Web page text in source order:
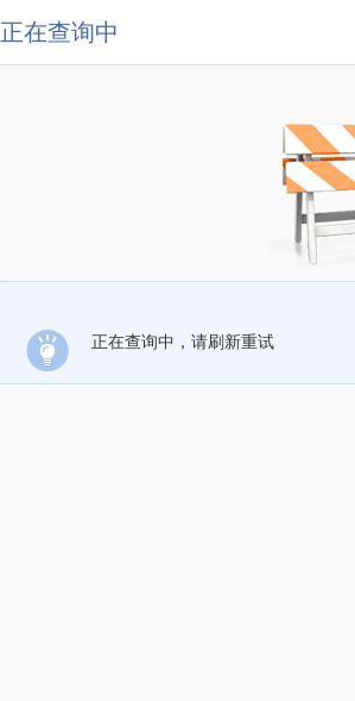
正在查询中
正在查询中，请刷新重试